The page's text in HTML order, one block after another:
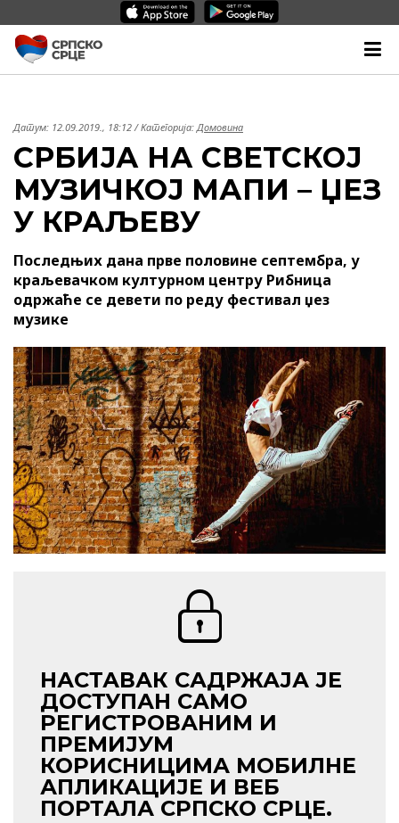
Датум: 12.09.2019., 18:12/ Категорија:Домовина
СРБИЈА НА СВЕТСКОЈ
МУЗИЧКОЈ МАПИ – ЏЕЗ
У КРАЉЕВУ
Последњих дана прве половине септембра, у
краљевачком културном центру Рибница
одржаће се девети по реду фестивал џез
музике
НАСТАВАК САДРЖАЈА ЈЕ
ДОСТУПАН САМО
РЕГИСТРОВАНИМ И
ПРЕМИЈУМ
КОРИСНИЦИМА МОБИЛНЕ
АПЛИКАЦИЈЕ И ВЕБ
ПОРТАЛА СРПСКО СРЦЕ.